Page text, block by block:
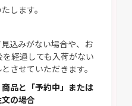
します。
込みがない場合や、お
経過しても入荷がない
させていただきます。
商品と「予約中」または
文の場合